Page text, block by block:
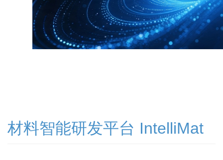
材料智能研发平台 IntelliMat